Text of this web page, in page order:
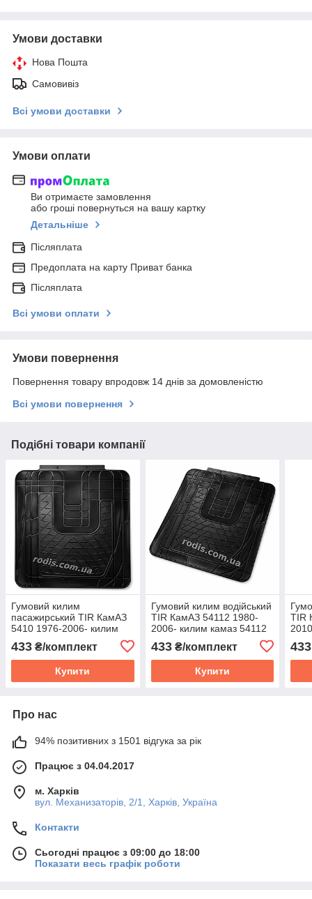
Умови доставки
Нова Пошта
Самовивіз
Всі умови доставки
Умови оплати
Ви отримаєте замовлення
або гроші повернуться на вашу картку
Детальніше
Післяплата
Предоплата на карту Приват банка
Післяплата
Всі умови оплати
Умови повернення
Повернення товару впродовж 14 днів за домовленістю
Всі умови повернення
Подібні товари компанії
Гумовий килим
пасажирський TIR КамАЗ
5410 1976-2006- килим
433 ₴/комплект
Купити
Гумовий килим водійський
TIR КамАЗ 54112 1980-
2006- килим камаз 54112
433₴/комплект
Купити
TIR
433
Про нас
94% позитивних з 1501 відгука за рік
Працює з 04.04.2017
м. Харків
вул. Механизаторів, 2/1, Харків, Україна
Контакти
Сьогодні працює з 09:00 до 18:00
Показати весь графік роботи